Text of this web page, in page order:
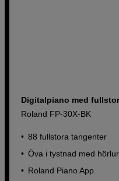
Digitalpiano med
Roland FP-30X-BK
88 fullstora tangenter
Öva i tystnad med
Roland Piano App